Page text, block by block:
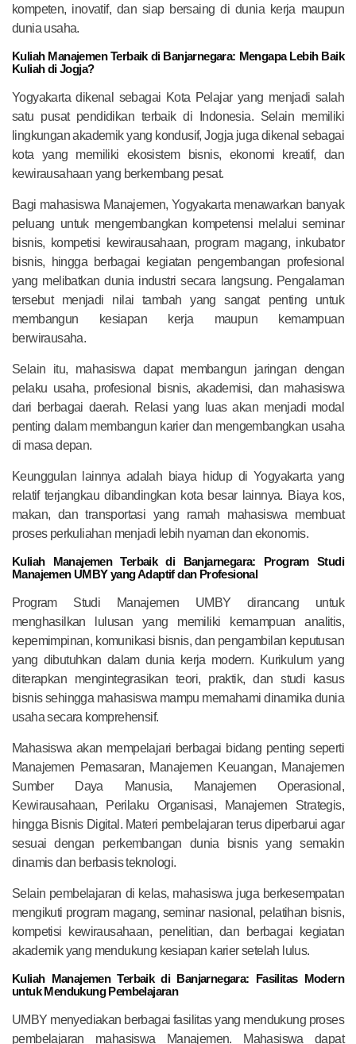
kompeten, inovatif, dan siap bersaing di dunia kerja maupun
dunia usaha.
Kuliah Manajemen Terbaik di Banjarnegara: Mengapa Lebih Baik
Kuliah di Jogja?
Yogyakarta dikenal sebagai Kota Pelajar yang menjadi salah
satu pusat pendidikan terbaik di Indonesia. Selain memiliki
lingkungan akademik yang kondusif, Jogja juga dikenal sebagai
kota yang memiliki ekosistem bisnis, ekonomi kreatif, dan
kewirausahaan yang berkembang pesat.
Bagi mahasiswa Manajemen, Yogyakarta menawarkan banyak
peluang untuk mengembangkan kompetensi melalui seminar
bisnis, kompetisi kewirausahaan, program magang, inkubator
bisnis, hingga berbagai kegiatan pengembangan profesional
yang melibatkan dunia industri secara langsung. Pengalaman
tersebut menjadi nilai tambah yang sangat penting untuk
membangun kesiapan kerja maupun kemampuan
berwirausaha.
Selain itu, mahasiswa dapat membangun jaringan dengan
pelaku usaha, profesional bisnis, akademisi, dan mahasiswa
dari berbagai daerah. Relasi yang luas akan menjadi modal
penting dalam membangun karier dan mengembangkan usaha
di masa depan.
Keunggulan lainnya adalah biaya hidup di Yogyakarta yang
relatif terjangkau dibandingkan kota besar lainnya. Biaya kos,
makan, dan transportasi yang ramah mahasiswa membuat
proses perkuliahan menjadi lebih nyaman dan ekonomis.
Kuliah Manajemen Terbaik di Banjarnegara: Program Studi
Manajemen UMBY yang Adaptif dan Profesional
Program Studi Manajemen UMBY dirancang untuk
menghasilkan lulusan yang memiliki kemampuan analitis,
kepemimpinan, komunikasi bisnis, dan pengambilan keputusan
yang dibutuhkan dalam dunia kerja modern. Kurikulum yang
diterapkan mengintegrasikan teori, praktik, dan studi kasus
bisnis sehingga mahasiswa mampu memahami dinamika dunia
usaha secara komprehensif.
Mahasiswa akan mempelajari berbagai bidang penting seperti
Manajemen Pemasaran, Manajemen Keuangan, Manajemen
Sumber Daya Manusia, Manajemen Operasional,
Kewirausahaan, Perilaku Organisasi, Manajemen Strategis,
hingga Bisnis Digital. Materi pembelajaran terus diperbarui agar
sesuai dengan perkembangan dunia bisnis yang semakin
dinamis dan berbasis teknologi.
Selain pembelajaran di kelas, mahasiswa juga berkesempatan
mengikuti program magang, seminar nasional, pelatihan bisnis,
kompetisi kewirausahaan, penelitian, dan berbagai kegiatan
akademik yang mendukung kesiapan karier setelah lulus.
Kuliah Manajemen Terbaik di Banjarnegara: Fasilitas Modern
untuk Mendukung Pembelajaran
UMBY menyediakan berbagai fasilitas yang mendukung proses
pembelajaran mahasiswa Manajemen. Mahasiswa dapat